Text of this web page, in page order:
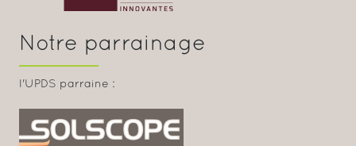
Notre parrainage
l'UPDS parraine :